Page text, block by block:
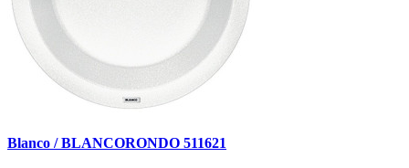
Blanco / BLANCORONDO 511621